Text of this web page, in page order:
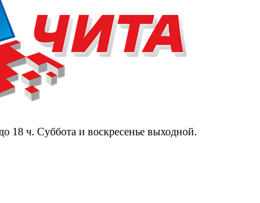
18 ч. Суббота и воскресенье выходной.